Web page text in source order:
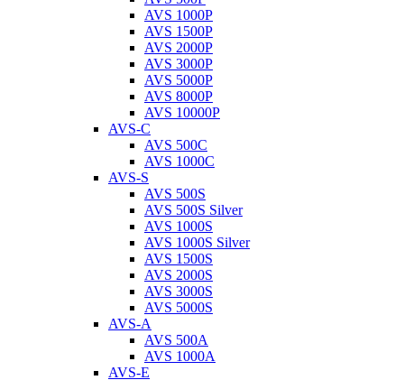
AVS 1000P
AVS 1500P
AVS 2000P
AVS 3000P
AVS 5000P
AVS 8000P
AVS 10000P
AVS-C
AVS 500C
AVS 1000C
AVS-S
AVS 500S
AVS 500S Silver
AVS 1000S
AVS 1000S Silver
AVS 1500S
AVS 2000S
AVS 3000S
AVS 5000S
AVS-A
AVS 500A
AVS 1000A
AVS-E